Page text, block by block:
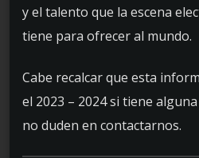
y el talento que la escena
tiene para ofrecer al mundo.
Cabe recalcar que esta
el 2023 – 2024 si tiene
no duden en contactarnos.